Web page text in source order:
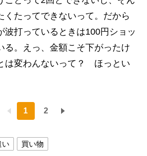
くたってできないって。だから
波打っているときは100円ショッ
る。えっ、金額こそ下がったけ
は変わんないって？ ほっとい
1 2
い 買い物